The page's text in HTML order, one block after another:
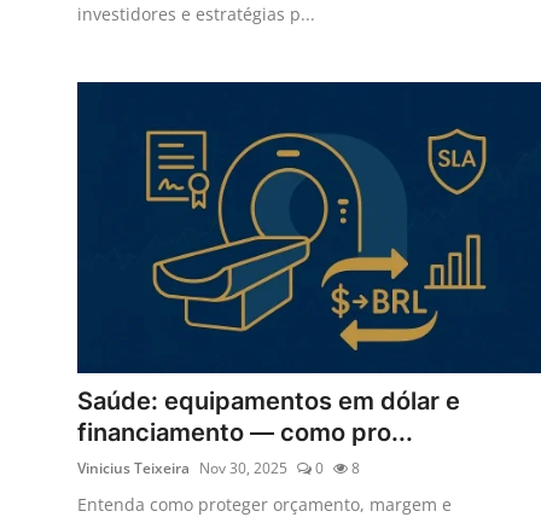
investidores e estratégias p...
Saúde: equipamentos em dólar e
financiamento — como pro...
Vinicius Teixeira Nov 30, 2025 0 8
Entenda como proteger orçamento, margem e